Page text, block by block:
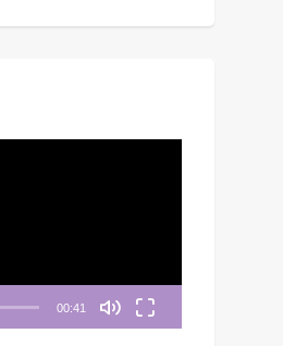
00:41